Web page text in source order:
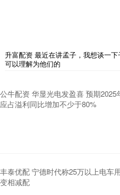
升富配资 最近在讲孟子，我想谈一
可以理解为他们的
公牛配资 华显光电发盈喜 预期2025
应占溢利同比增加不少于80%
丰泰优配 宁德时代称25万以上电车
变相减配